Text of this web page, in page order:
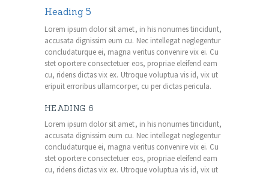
Heading 5
Lorem ipsum dolor sit amet, in his nonumes tincidunt,
accusata dignissim eum cu. Nec intellegat neglegentur
concludaturque ei, magna veritus convenire vix ei. Cu
stet oportere consectetuer eos, propriae eleifend eam
cu, ridens dictas vix ex. Utroque voluptua vis id, vix ut
eripuit erroribus ullamcorper, cu per dictas pericula.
HEADING 6
Lorem ipsum dolor sit amet, in his nonumes tincidunt,
accusata dignissim eum cu. Nec intellegat neglegentur
concludaturque ei, magna veritus convenire vix ei. Cu
stet oportere consectetuer eos, propriae eleifend eam
cu, ridens dictas vix ex. Utroque voluptua vis id, vix ut